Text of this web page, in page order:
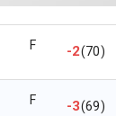
F -2(70)
F -3(69)